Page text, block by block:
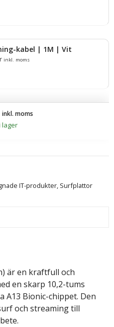
kabel | 1M | Vit
inkl. moms
inkl. moms
lager
IT-produkter, Surfplattor
är en kraftfull och
en skarp 10,2-tums
A13 Bionic-chippet. Den
och streaming till